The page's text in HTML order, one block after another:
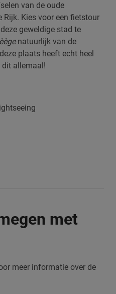
van de oude
Rijk. Kies voor een fietstour
geweldige stad te
natuurlijk van de
plaats heeft echt heel
dit allemaal!
met
meer informatie over de